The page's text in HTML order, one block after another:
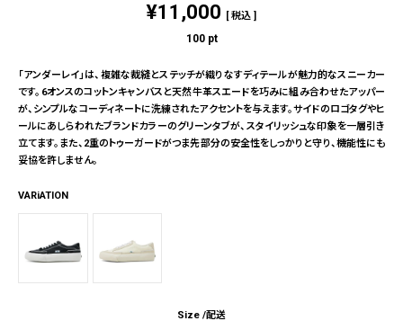
¥11,000 税込
100 pt
「アンダーレイ」は、複雑な裁縫とステッチが織りなすディテールが魅力的なスニーカー
です。6オンスのコットンキャンバスと天然牛革スエードを巧みに組み合わせたアッパー
が、シンプルなコーディネートに洗練されたアクセントを与えます。サイドのロゴタグやヒ
ールにあしらわれたブランドカラーのグリーンタブが、スタイリッシュな印象を一層引き
立てます。また、2重のトゥーガードがつま先部分の安全性をしっかりと守り、機能性にも
妥協を許しません。
VARiATION
Size 配送